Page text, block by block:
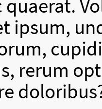
ipsum,
rerum